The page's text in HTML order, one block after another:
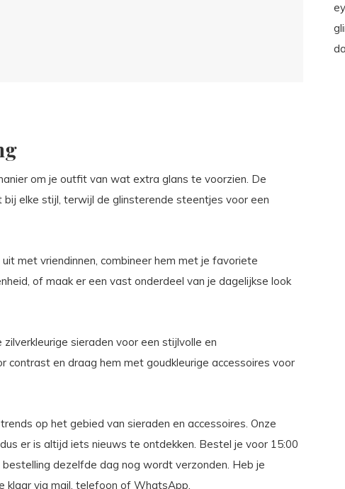
om je outfit van wat extra glans te voorzien. De
bij elke stijl, terwijl de glinsterende steentjes voor een
met vriendinnen, combineer hem met je favoriete
of maak er een vast onderdeel van je dagelijkse look
sieraden voor een stijlvolle en
contrast en draag hem met goudkleurige accessoires voor
op het gebied van sieraden en accessoires. Onze
er is altijd iets nieuws te ontdekken. Bestel je voor 15:00
dezelfde dag nog wordt verzonden. Heb je
klaar via mail, telefoon of WhatsApp.